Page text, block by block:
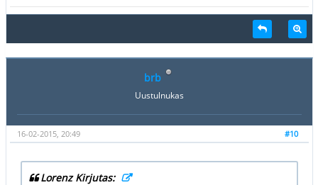
brb
Uustulnukas
#10
16-02-2015, 20:49
Lorenz Kirjutas: